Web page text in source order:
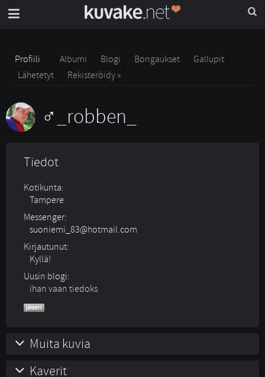
Profiili Albumi Blogi Bongaukset
Gallupit
Lähetetyt
Rekisteröidy »
_robben_
Tiedot
Kotikunta:
Tampere
Messenger:
suoniemi_83@hotmail.com
Kirjautunut:
Kyllä!
Uusin blogi:
ihan vaan tiedoks
Muita kuvia
Kaverit